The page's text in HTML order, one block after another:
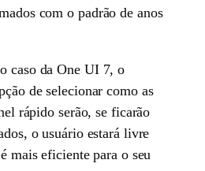
com o padrão de anos
caso da One UI 7, o
de selecionar como as
rápido serão, se ficarão
o usuário estará livre
mais eficiente para o seu